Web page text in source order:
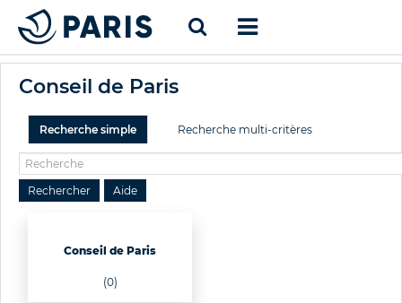
Conseil de Paris
Recherche simple Recherche multi-critères
Conseil de Paris
(0)